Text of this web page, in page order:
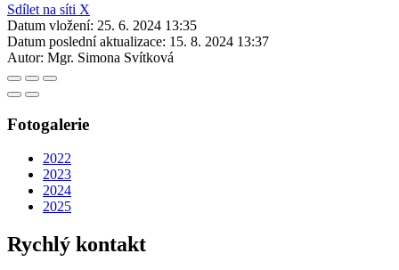
Sdílet na síti X
Datum vložení: 25. 6. 2024 13:35
Datum poslední aktualizace: 15. 8. 2024 13:37
Autor: Mgr. Simona Svítková
Fotogalerie
2022
2023
2024
2025
Rychlý kontakt